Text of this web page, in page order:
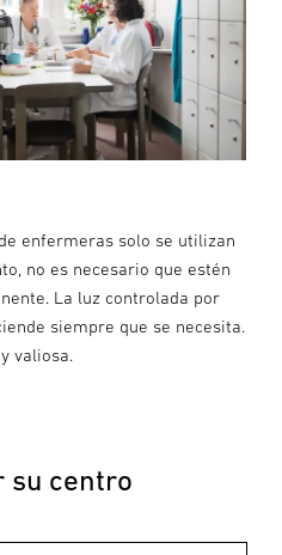
enfermeras solo se utilizan
no es necesario que estén
La luz controlada por
siempre que se necesita.
valiosa.
su centro